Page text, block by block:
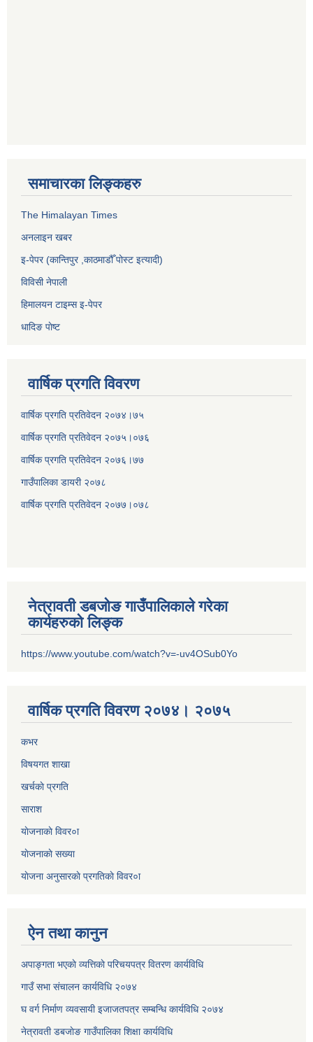
समाचारका लिङ्कहरु
The Himalayan Times
अनलाइन खबर
इ-पेपर (कान्तिपुर ,काठमाडौँ पोस्ट इत्यादी)
विविसी नेपाली
हिमालयन टाइम्स इ-पेपर
धादिङ पाेष्ट
वार्षिक प्रगति विवरण
वार्षिक प्रगति प्रतिवेदन २०७४।७५
वार्षिक प्रगति प्रतिवेदन २०७५।०७६
वार्षिक प्रगति प्रतिवेदन २०७६।७७
गाउँपालिका डायरी २०७८
वार्षिक प्रगति प्रतिवेदन २०७७।०७८
नेत्रावती डबजोङ गाउँपालिकाले गरेका
कार्यहरुको लिङ्क
https://www.youtube.com/watch?v=-uv4OSub0Yo
वार्षिक प्रगति विवरण २०७४। २०७५
कभर
विषयगत शाखा
खर्चकाे प्रगति
साराश
याेजनाकाे विवर०ा
याेजनाकाे सख्या
याेजना अनुसारकाे प्रगतिकाे विवर०ा
ऐन तथा कानुन
अपाङ्गता भएकाे व्यत्तिकाे परिचयपत्र वितरण कार्यविधि
गाउँ सभा संचालन कार्यविधि २०७४
घ वर्ग निर्माण व्यवसायी इजाजतपत्र सम्बन्धि कार्यविधि २०७४
नेत्रावती डबजाेङ गाउँपालिका शिक्षा कार्यविधि